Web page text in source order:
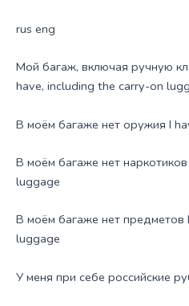
rus eng
Мой багаж, включая ручную
have, including the carry-on
В моём багаже нет оружия I
В моём багаже нет
luggage
В моём багаже нет предметов
luggage
У меня при себе российские